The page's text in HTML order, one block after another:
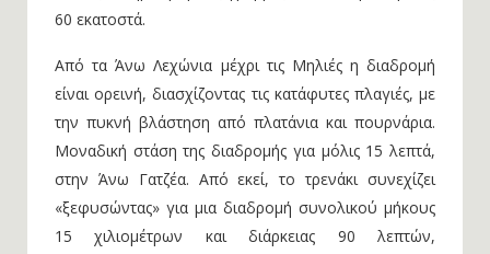
στενές σιδηροδρομικές γραμμές στον κόσμο – μόλις
Από τα Άνω Λεχώνια μέχρι τις Μηλιές η διαδρομή
είναι ορεινή, διασχίζοντας τις κατάφυτες πλαγιές, με
την πυκνή βλάστηση από πλατάνια και πουρνάρια.
Μοναδική στάση της διαδρομής για μόλις 15 λεπτά,
στην Άνω Γατζέα. Από εκεί, το τρενάκι συνεχίζει
«ξεφυσώντας» για μια διαδρομή συνολικού μήκους